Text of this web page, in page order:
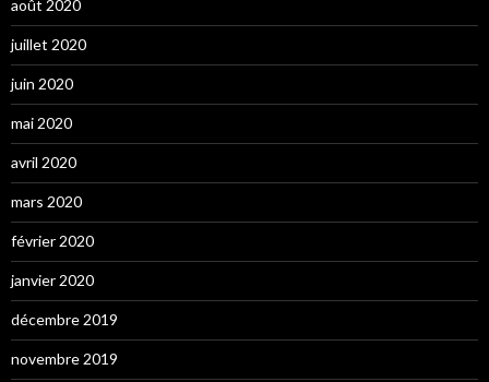
août 2020
juillet 2020
juin 2020
mai 2020
avril 2020
mars 2020
février 2020
janvier 2020
décembre 2019
novembre 2019